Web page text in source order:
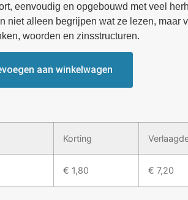
eenvoudig en opgebouwd met veel
niet alleen begrijpen wat ze lezen, maar
woorden en zinsstructuren.
aan winkelwagen
Korting
€ 1,80 € 7,20